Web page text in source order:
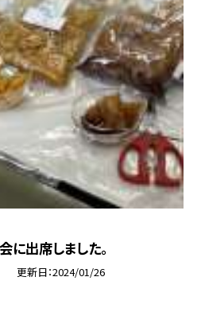
に出席しました。
更新日 2024/01/26